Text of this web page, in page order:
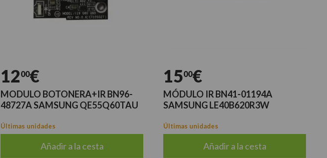
1200€
MODULO BOTONERA+IR BN96-
48727A SAMSUNG QE55Q60TAU
Últimas unidades
Añadir a la cesta
1500€
MÓDULO IR BN41-01194A
SAMSUNG LE40B620R3W
Últimas unidades
Añadir a la cesta